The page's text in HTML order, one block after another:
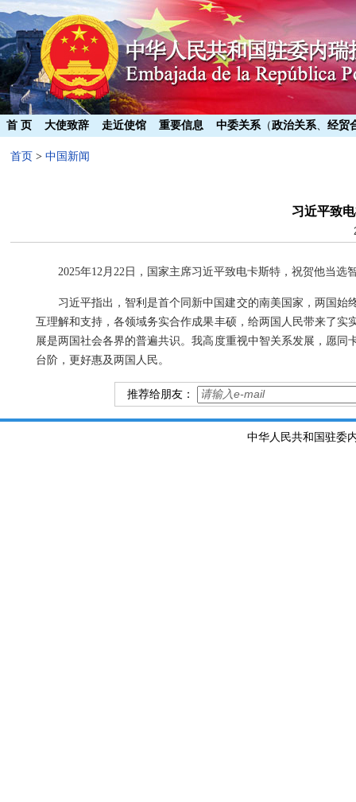
首 页 大使致辞 走近使馆 重要信息 中委关系（政治关系、 经贸
首页 > 中国新闻
习近平致
2025年12月22日，国家主席习近平致电卡斯特，祝贺他当选
习近平指出，智利是首个同新中国建交的南美国家，两国
互理解和支持，各领域务实合作成果丰硕，给两国人民带来了
展是两国社会各界的普遍共识。我高度重视中智关系发展，愿
台阶，更好惠及两国人民。
推荐给朋友：
中华人民共和国驻委